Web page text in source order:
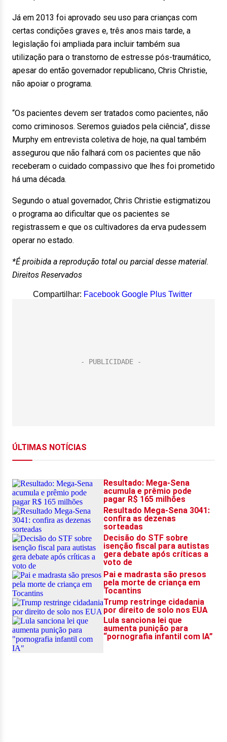
Já em 2013 foi aprovado seu uso para crianças com
certas condições graves e, três anos mais tarde, a
legislação foi ampliada para incluir também sua
utilização para o transtorno de estresse pós-traumático,
apesar do então governador republicano, Chris Christie,
não apoiar o programa.
“Os pacientes devem ser tratados como pacientes, não
como criminosos. Seremos guiados pela ciência”, disse
Murphy em entrevista coletiva de hoje, na qual também
assegurou que não falhará com os pacientes que não
receberam o cuidado compassivo que lhes foi prometido
há uma década.
Segundo o atual governador, Chris Christie estigmatizou
o programa ao dificultar que os pacientes se
registrassem e que os cultivadores da erva pudessem
operar no estado.
*É proibida a reprodução total ou parcial desse material.
Direitos Reservados
Compartilhar: Facebook Google Plus Twitter